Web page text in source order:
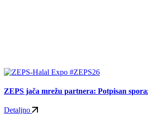
#ZEPS26
ZEPS jača mrežu partnera: Potpisan
Detaljno